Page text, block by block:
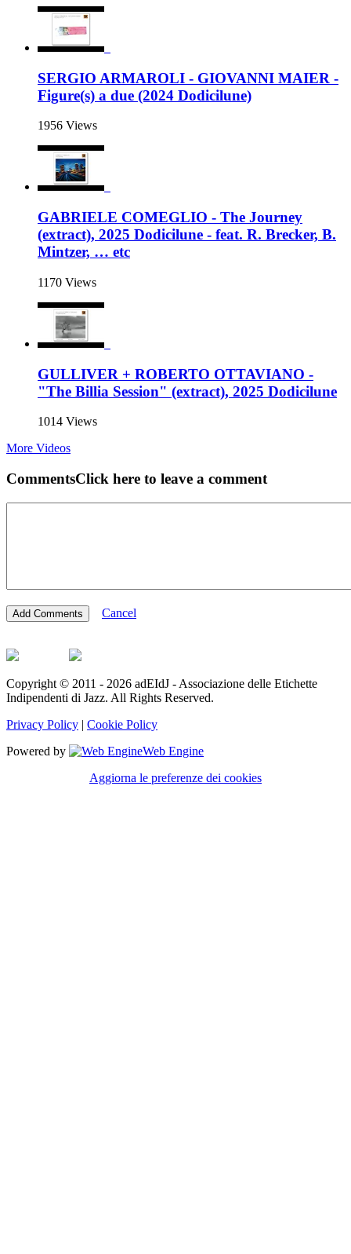
SERGIO ARMAROLI - GIOVANNI MAIER -
Figure(s) a due (2024 Dodicilune)
1956 Views
GABRIELE COMEGLIO - The Journey
(extract), 2025 Dodicilune - feat. R. Brecker, B.
Mintzer, … etc
1170 Views
GULLIVER + ROBERTO OTTAVIANO -
"The Billia Session" (extract), 2025 Dodicilune
1014 Views
More Videos
CommentsClick here to leave a comment
Cancel
Copyright © 2011 - 2026 adEIdJ - Associazione delle Etichette
Indipendenti di Jazz. All Rights Reserved.
Privacy Policy | Cookie Policy
Powered by
Web Engine
Aggiorna le preferenze dei cookies